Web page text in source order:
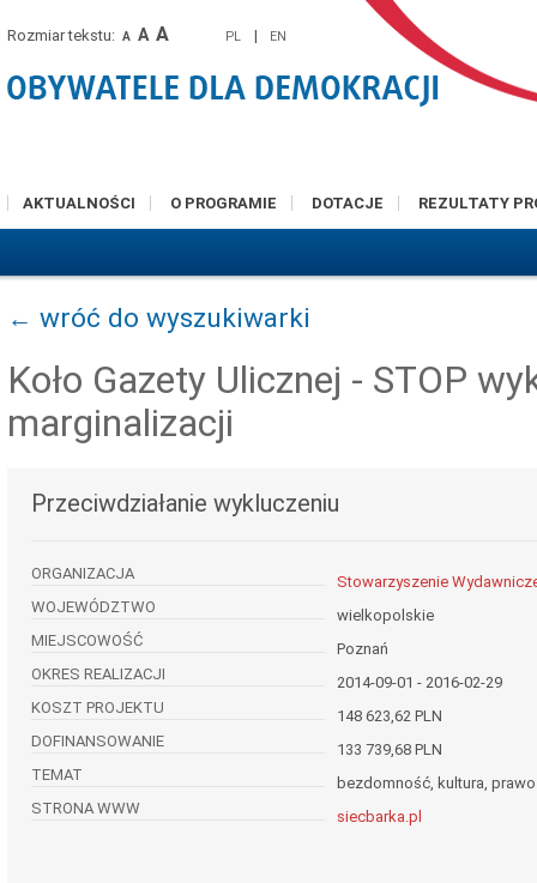
Rozmiar tekstu: A A A PL | EN
AKTUALNOŚCI O PROGRAMIE DOTACJE REZULTATY
← wróć do wyszukiwarki
Koło Gazety Ulicznej - STOP
marginalizacji
Przeciwdziałanie wykluczeniu
ORGANIZACJA
Stowarzyszenie
WOJEWÓDZTWO
wielkopolskie
MIEJSCOWOŚĆ
Poznań
OKRES REALIZACJI
2014-09-01 - 2016-02-29
KOSZT PROJEKTU
148 623,62 PLN
DOFINANSOWANIE
133 739,68 PLN
TEMAT
bezdomność, kultura, prawo
STRONA WWW
siecbarka.pl